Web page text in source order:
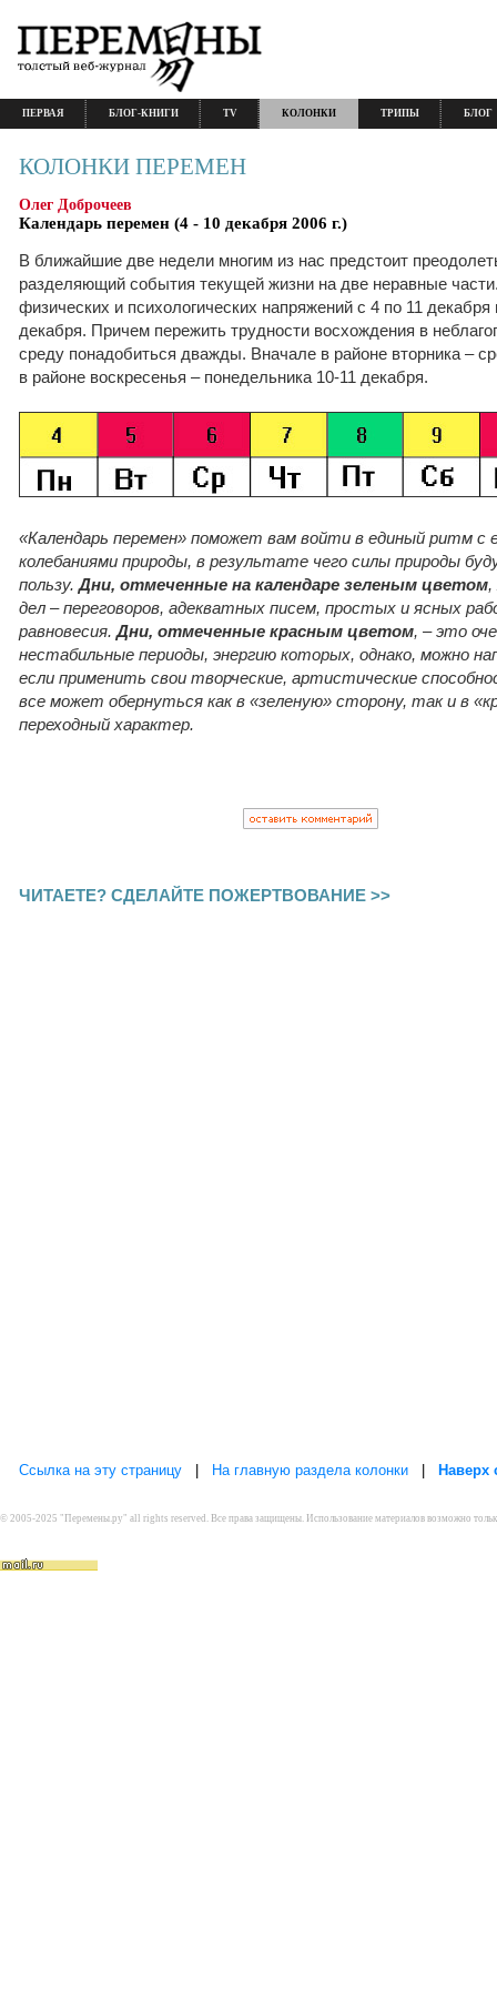
ПЕРВАЯ БЛОГ-КНИГИ TV КОЛОНКИ ТРИПЫ БЛОГ
КОЛОНКИ ПЕРЕМЕН
Олег Доброчеев
Календарь перемен (4 - 10 декабря 2006 г.)
В ближайшие две недели многим из нас предстоит
разделяющий события текущей жизни на две неравные
физических и психологических напряжений с 4 по 11
декабря. Причем пережить трудности восхождения в
среду понадобиться дважды. Вначале в районе вторника –
в районе воскресенья – понедельника 10-11 декабря.
«Календарь перемен» поможет вам войти в единый ритм
колебаниями природы, в результате чего силы природы
пользу.Дни, отмеченные на календаре зеленым цветом,
дел – переговоров, адекватных писем, простых и ясных
равновесия.Дни, отмеченные красным цветом, – это
нестабильные периоды, энергию которых, однако, можно
если применить свои творческие, артистические
все может обернуться как в «зеленую» сторону, так и в
переходный характер.
ЧИТАЕТЕ? СДЕЛАЙТЕ ПОЖЕРТВОВАНИЕ >>
Ссылка на эту страницу На главную раздела колонки Наверх
© 2005-2025 "Перемены.ру" all rights reserved. Все права защищены. Использование материалов возможно